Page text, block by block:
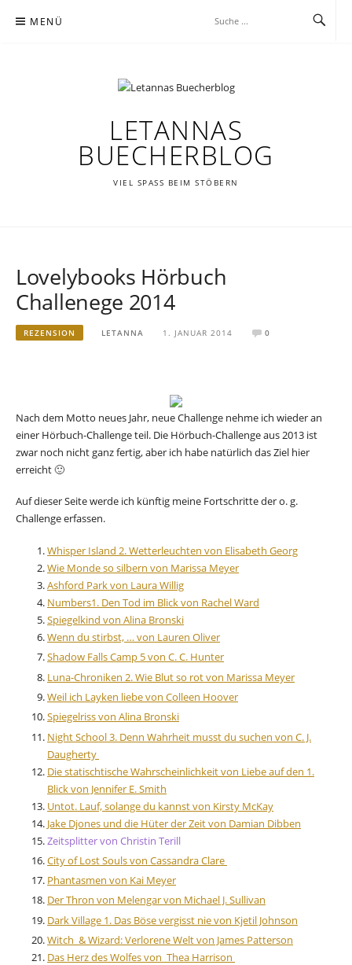
Inhalt MENÜ
LETANNAS
BUECHERBLOG
VIEL SPASS BEIM STÖBERN
Lovelybooks Hörbuch
Challenege 2014
REZENSION LETANNA 1. JANUAR 2014 0
Nach dem Motto neues Jahr, neue Challenge nehme ich wieder an
einer Hörbuch-Challenge teil. Die Hörbuch-Challenge aus 2013 ist
zwar noch nicht ganz fertig, aber ich habe natürlich das Ziel hier
erreicht 🙂
Auf dieser Seite werde ich künftig meine Fortschritte der o. g.
Challenge erfassen.
Whisper Island 2. Wetterleuchten von Elisabeth Georg
Wie Monde so silbern von Marissa Meyer
Ashford Park von Laura Willig
Numbers1. Den Tod im Blick von Rachel Ward
Spiegelkind von Alina Bronski
Wenn du stirbst, … von Lauren Oliver
Shadow Falls Camp 5 von C. C. Hunter
Luna-Chroniken 2. Wie Blut so rot von Marissa Meyer
Weil ich Layken liebe von Colleen Hoover
Spiegelriss von Alina Bronski
Night School 3. Denn Wahrheit musst du suchen von C. J.
Daugherty
Die statischtische Wahrscheinlichkeit von Liebe auf den 1.
Blick von Jennifer E. Smith
Untot. Lauf, solange du kannst von Kirsty McKay
Jake Djones und die Hüter der Zeit von Damian Dibben
Zeitsplitter von Christin Terill
City of Lost Souls von Cassandra Clare
Phantasmen von Kai Meyer
Der Thron von Melengar von Michael J. Sullivan
Dark Village 1. Das Böse vergisst nie von Kjetil Johnson
Witch & Wizard: Verlorene Welt von James Patterson
Das Herz des Wolfes von Thea Harrison